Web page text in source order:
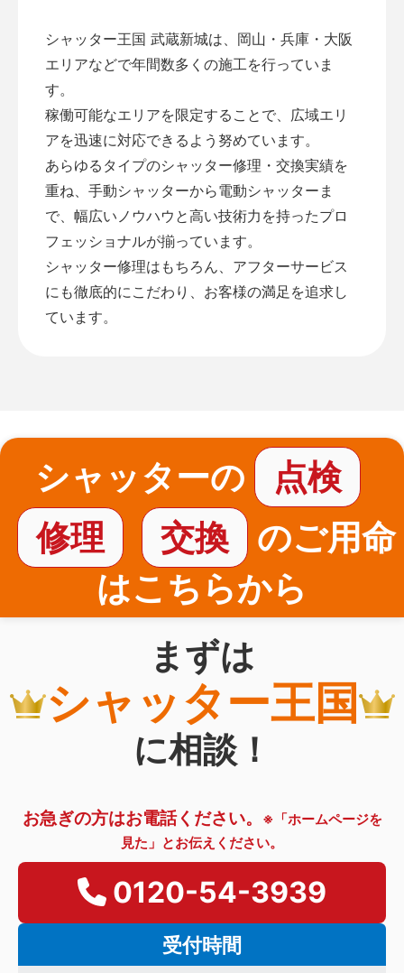
シャッター王国 武蔵新城は、岡山・兵庫・大阪
エリアなどで年間数多くの施工を行っていま
す。
稼働可能なエリアを限定することで、広域エリ
アを迅速に対応できるよう努めています。
あらゆるタイプのシャッター修理・交換実績を
重ね、手動シャッターから電動シャッターま
で、幅広いノウハウと高い技術力を持ったプロ
フェッショナルが揃っています。
シャッター修理はもちろん、アフターサービス
にも徹底的にこだわり、お客様の満足を追求し
ています。
シャッターの
点検
修理
交換
のご用命
はこちらから
まずは
シャッター王国
に相談！
お急ぎの方はお電話ください。
※「ホームページを
見た」とお伝えください。
0120-54-3939
受付時間